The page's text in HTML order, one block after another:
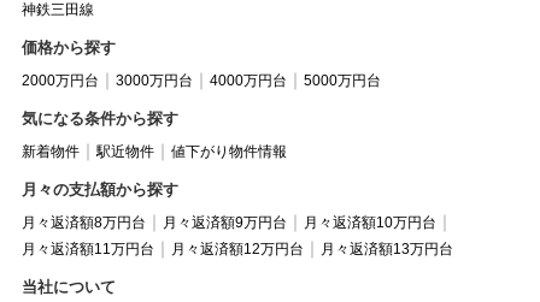
神鉄三田線
価格から探す
2000万円台 3000万円台 4000万円台 5000万円台
気になる条件から探す
新着物件 駅近物件 値下がり物件情報
月々の支払額から探す
月々返済額8万円台 月々返済額9万円台
月々返済額10万円台
月々返済額11万円台
月々返済額12万円台 月々返済額13万円台
当社について